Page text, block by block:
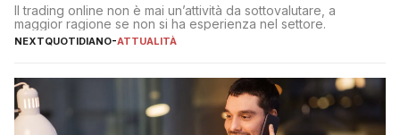
Il trading online non è mai un’attività da sottovalutare, a
maggior ragione se non si ha esperienza nel settore.
NEXTQUOTIDIANO-ATTUALITÀ